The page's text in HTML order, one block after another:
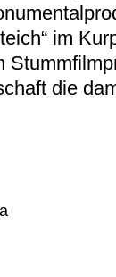
im
die